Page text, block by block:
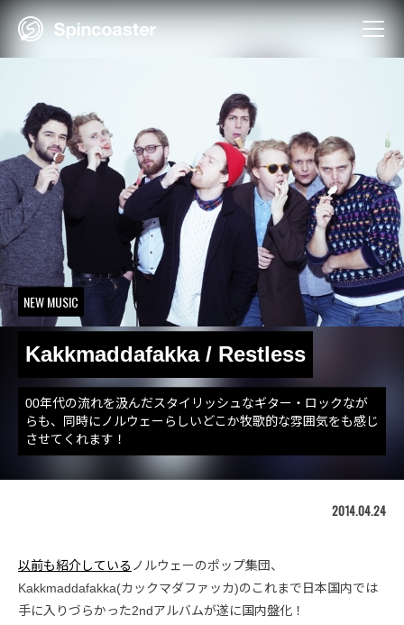
Skip
NEW MUSIC
Kakkmaddafakka / Restless
00年代の流れを汲んだスタイリッシュなギター・ロックなが
らも、同時にノルウェーらしいどこか牧歌的な雰囲気をも感じ
させてくれます！
2014.04.24
以前も紹介している ノルウェーのポップ集団、
Kakkmaddafakka(カックマダファッカ)のこれまで日本国内では
手に入りづらかった2ndアルバムが遂に国内盤化！